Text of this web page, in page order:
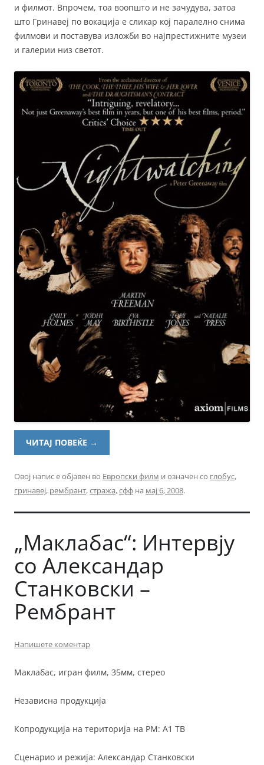
и филмот. Впрочем, тоа воопшто и не зачудува, затоа
што Гринавеј по вокација е сликар кој паралелно снима
филмови и поставува изложби во најпрестижните музеи
и галерии низ светот.
ЧИТАЈ ПОВЕЌЕ →
Овој напис е објавен во Европски филм и означен со глобус,
гринавеј, рембрант,стража,сфф на мај 6, 2008.
„Маклабас“: Интервју
со Александар
Станковски –
Рембрант
Напишете коментар
Маклабас, игран филм, 35мм, стерео
Независна продукција
Копродукција на територија на РМ: А1 ТВ
Сценарио и режија: Александар Станковски